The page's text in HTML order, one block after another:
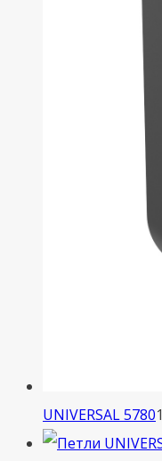
UNIVERSAL 57801